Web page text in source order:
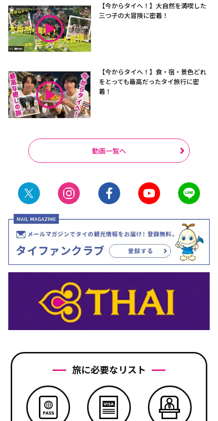
【今からタイへ！】大自然を満喫した
三つ子の大冒険に密着！
【今からタイへ！】食・宿・景色どれ
をとっても最高だったタイ旅行に密
着！
動画一覧へ
旅に必要なリスト